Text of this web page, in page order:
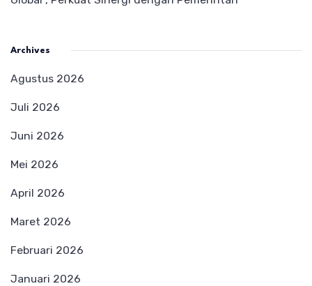
Archives
Agustus 2026
Juli 2026
Juni 2026
Mei 2026
April 2026
Maret 2026
Februari 2026
Januari 2026